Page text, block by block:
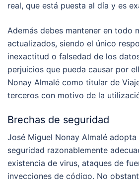
real, que está puesta al día y es
Además debes mantener en todo
actualizados, siendo el único
inexactitud o falsedad de los
perjuicios que pueda causar por
Nonay Almalé como titular de
terceros con motivo de la
Brechas de seguridad
José Miguel Nonay Almalé
seguridad razonablemente
existencia de virus, ataques de
inyecciones de código. No